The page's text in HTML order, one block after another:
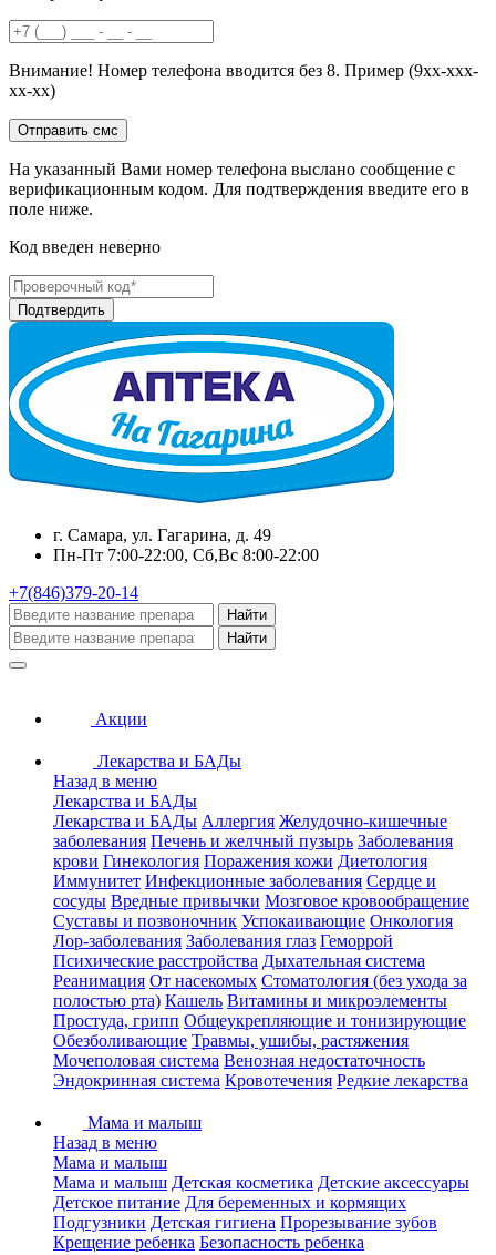
Внимание! Номер телефона вводится без 8. Пример (9хх-ххх-
хх-хх)
На указанный Вами номер телефона выслано сообщение с
верификационным кодом. Для подтверждения введите его в
поле ниже.
Код введен неверно
г. Самара, ул. Гагарина, д. 49
Пн-Пт 7:00-22:00, Сб,Вс 8:00-22:00
+7(846)379-20-14
Найти
Найти
Акции
Лекарства и БАДы
Назад в меню
Лекарства и БАДы
Лекарства и БАДы Аллергия Желудочно-кишечные
заболевания Печень и желчный пузырь Заболевания
крови Гинекология Поражения кожи Диетология
Иммунитет Инфекционные заболевания Сердце и
сосуды Вредные привычки Мозговое кровообращение
Суставы и позвоночник Успокаивающие Онкология
Лор-заболевания Заболевания глаз Геморрой
Психические расстройства Дыхательная система
Реанимация От насекомых Стоматология (без ухода за
полостью рта) Кашель Витамины и микроэлементы
Простуда, грипп Общеукрепляющие и тонизирующие
Обезболивающие Травмы, ушибы, растяжения
Мочеполовая система Венозная недостаточность
Эндокринная система Кровотечения Редкие лекарства
Мама и малыш
Назад в меню
Мама и малыш
Мама и малыш Детская косметика Детские аксессуары
Детское питание Для беременных и кормящих
Подгузники Детская гигиена Прорезывание зубов
Крещение ребенка Безопасность ребенка